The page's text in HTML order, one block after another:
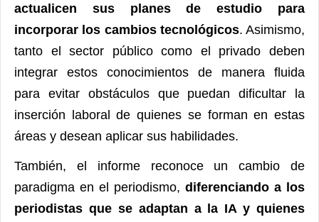
actualicen sus planes de estudio para
incorporar los cambios tecnológicos. Asimismo,
tanto el sector público como el privado deben
integrar estos conocimientos de manera fluida
para evitar obstáculos que puedan dificultar la
inserción laboral de quienes se forman en estas
áreas y desean aplicar sus habilidades.
También, el informe reconoce un cambio de
paradigma en el periodismo, diferenciando a los
periodistas que se adaptan a la IA y quienes